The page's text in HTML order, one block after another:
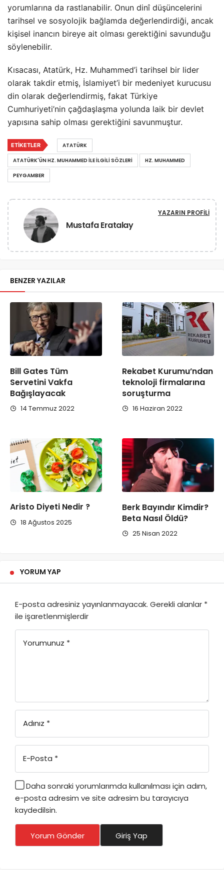
yorumlarına da rastlanabilir. Onun dinî düşüncelerini
tarihsel ve sosyolojik bağlamda değerlendirdiği, ancak
kişisel inancın bireye ait olması gerektiğini savunduğu
söylenebilir.
Kısacası, Atatürk, Hz. Muhammed’i tarihsel bir lider
olarak takdir etmiş, İslamiyet’i bir medeniyet kurucusu
din olarak değerlendirmiş, fakat Türkiye
Cumhuriyeti’nin çağdaşlaşma yolunda laik bir devlet
yapısına sahip olması gerektiğini savunmuştur.
ETIKETLER
ATATÜRK
ATATÜRK'ÜN HZ. MUHAMMED ILE İLGILI SÖZLERI
HZ. MUHAMMED
PEYGAMBER
Mustafa Eratalay
YAZARIN PROFILI
BENZER YAZILAR
Bill Gates Tüm
Servetini Vakfa
Bağışlayacak
14 Temmuz 2022
Rekabet Kurumu’ndan
teknoloji firmalarına
soruşturma
16 Haziran 2022
Aristo Diyeti Nedir ?
18 Ağustos 2025
Berk Bayındır Kimdir?
Beta Nasıl Öldü?
25 Nisan 2022
YORUM YAP
E-posta adresiniz yayınlanmayacak. Gerekli alanlar *
ile işaretlenmişlerdir
Yorumunuz *
Adınız *
E-Posta *
Daha sonraki yorumlarımda kullanılması için adım,
e-posta adresim ve site adresim bu tarayıcıya
kaydedilsin.
Yorum Gönder Giriş Yap